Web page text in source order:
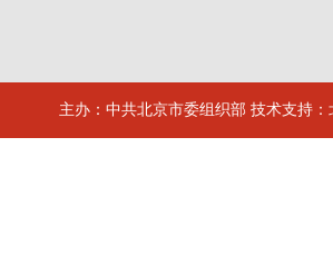
主办：中共北京市委组织部 技术支持